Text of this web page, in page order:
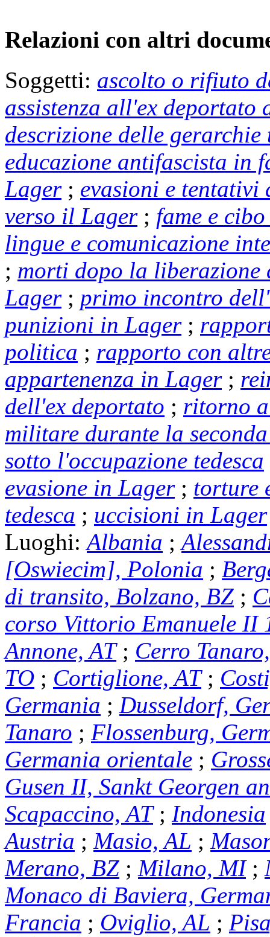
Relazioni con altri
Soggetti: ascolto o rifiuto
assistenza all'ex
descrizione delle
educazione antifascista in
Lager; evasioni e
verso il Lager; fame e
lingue e comunicazione
; morti dopo la liberazione
Lager; primo incontro
punizioni in Lager;
politica ; rapporto con
appartenenza in Lager;
dell'ex deportato ; ritorno
militare durante la
sotto l'occupazione tedesca
evasione in Lager; torture
tedesca ; uccisioni in Lager
Luoghi: Albania ;
[Oswiecim], Polonia ;
di transito, Bolzano, BZ ;
corso Vittorio Emanuele II
Annone, AT; Cerro
TO ; Cortiglione, AT;
Germania ; Dusseldorf,
Tanaro ; Flossenburg,
Germania orientale ;
Gusen II, Sankt Georgen
Scapaccino, AT; Indonesia
Austria ; Masio, AL ;
Merano, BZ ; Milano, MI;
Monaco di Baviera,
Francia ; Oviglio, AL ;